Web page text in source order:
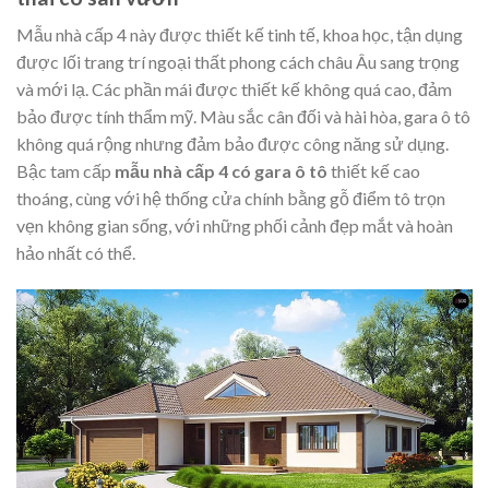
Mẫu nhà cấp 4 này được thiết kế tinh tế, khoa học, tận dụng
được lối trang trí ngoại thất phong cách châu Âu sang trọng
và mới lạ. Các phần mái được thiết kế không quá cao, đảm
bảo được tính thẩm mỹ. Màu sắc cân đối và hài hòa, gara ô tô
không quá rộng nhưng đảm bảo được công năng sử dụng.
Bậc tam cấp mẫu nhà cấp 4 có gara ô tô thiết kế cao
thoáng, cùng với hệ thống cửa chính bằng gỗ điểm tô trọn
vẹn không gian sống, với những phối cảnh đẹp mắt và hoàn
hảo nhất có thể.